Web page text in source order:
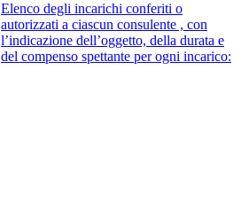
Elenco degli incarichi conferiti o
autorizzati a ciascun consulente , con
l’indicazione dell’oggetto, della durata e
del compenso spettante per ogni incarico: